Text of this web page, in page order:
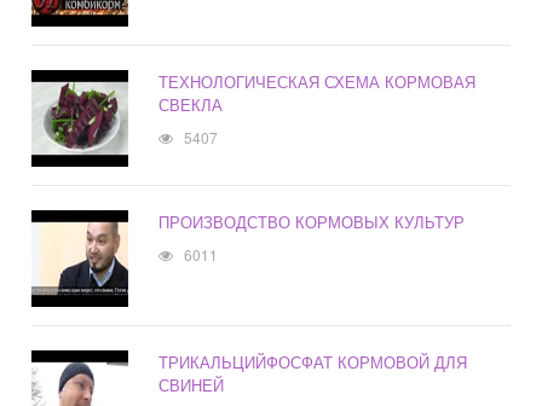
ТЕХНОЛОГИЧЕСКАЯ СХЕМА КОРМОВАЯ
СВЕКЛА
5407
ПРОИЗВОДСТВО КОРМОВЫХ КУЛЬТУР
6011
ТРИКАЛЬЦИЙФОСФАТ КОРМОВОЙ ДЛЯ
СВИНЕЙ